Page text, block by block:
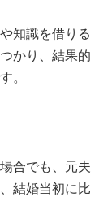
知識を借りる
かり、結果的
。
合でも、元夫
結婚当初に比